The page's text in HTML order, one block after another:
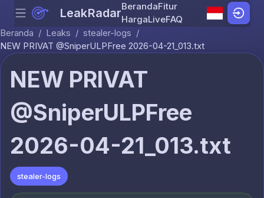
Skip to content
Menu LeakRadarBerandaFitur
HargaLiveFAQ
Beranda / Leaks / stealer-logs /
NEW PRIVAT @SniperULPFree 2026-04-21_013.txt
NEW PRIVAT
@SniperULPFree
2026-04-21_013.txt
stealer-logs